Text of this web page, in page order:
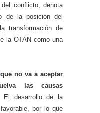
conflicto, denota
de la posición del
transformación de
la OTAN como una
que no va a aceptar
las causas
. El desarrollo de la
por lo que